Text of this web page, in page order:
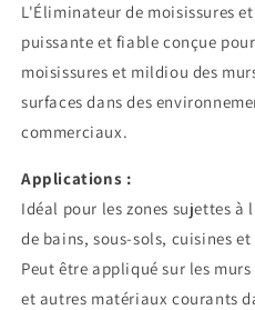
L'Éliminateur de moisissures
puissante et fiable conçue
moisissures et mildiou des
surfaces dans des
commerciaux.
Applications :
Idéal pour les zones sujettes
de bains, sous-sols, cuisines
Peut être appliqué sur les
et autres matériaux courants